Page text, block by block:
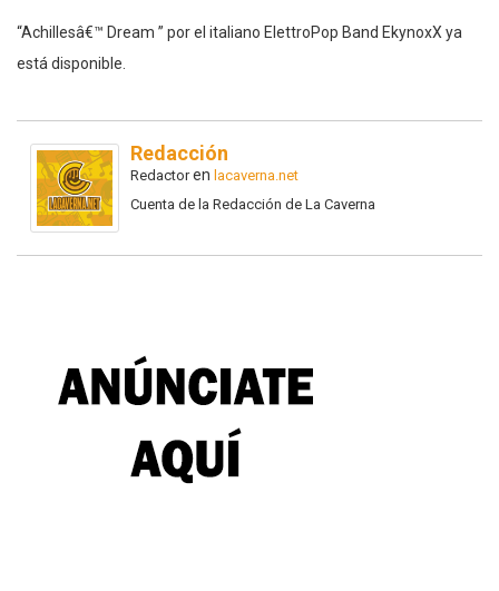
“Achillesâ€™ Dream ” por el italiano ElettroPop Band EkynoxX ya
está disponible.
Redacción
Redactoren lacaverna.net
Cuenta de la Redacción de La Caverna